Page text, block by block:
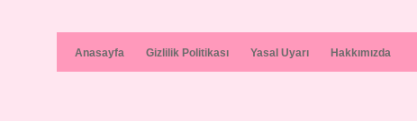
Anasayfa Gizlilik Politikası Yasal Uyarı Hakkımızda